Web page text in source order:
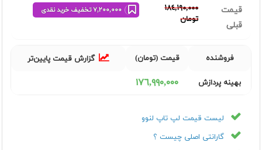
قیمت
قبلی
١٨٤,١٩٠,٠٠٠
تومان
فروشنده قیمت (تومان) گزارش قیمت پایین‌تر
بهینه پردازش ١٧٦,٩٩٠,٠٠٠
لیست قیمت لپ تاپ لنوو
گارانتی اصلی چیست ؟